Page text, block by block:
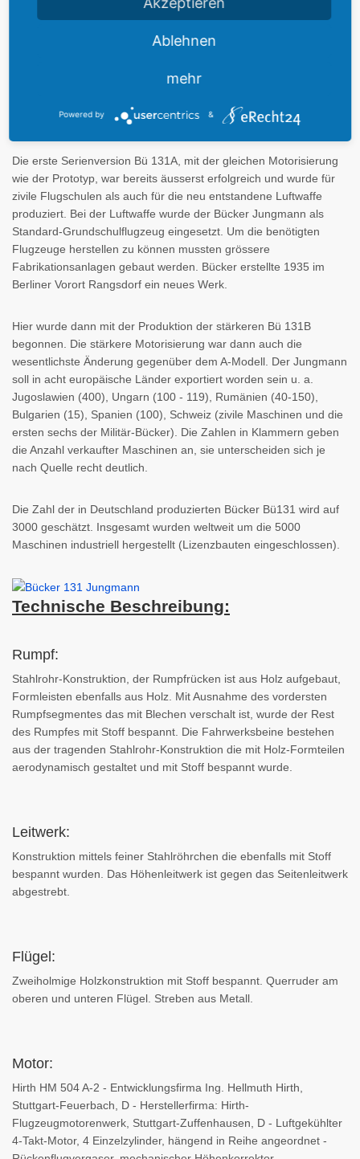
und Berechnungen dazu hatte er mitgebracht. Sie waren in seiner
Freizeit zusammen mit dem Flugingenieur Gösta B. Rytta
Der Prototyp Bü 131 V-1 (D3150) startete am 27. April 1934 zum
ausgerüstet, der eine Leistung von 80 PS (60kW) hatte.
Die erste Serienversion Bü 131A, mit der gleichen Motorisierung
wie der Prototyp, war bereits äusserst erfolgreich und wurde für
zivile Flugschulen als auch für die neu entstandene Luftwaffe
produziert. Bei der Luftwaffe wurde der Bücker Jungmann als
Standard-Grundschulflugzeug eingesetzt. Um die benötigten
Flugzeuge herstellen zu können mussten grössere
Fabrikationsanlagen gebaut werden. Bücker erstellte 1935 im
Berliner Vorort Rangsdorf ein neues Werk.
Hier wurde dann mit der Produktion der stärkeren Bü 131B
begonnen. Die stärkere Motorisierung war dann auch die
wesentlichste Änderung gegenüber dem A-Modell. Der Jungmann
soll in acht europäische Länder exportiert worden sein u. a.
Jugoslawien (400), Ungarn (100 - 119), Rumänien (40-150),
Bulgarien (15), Spanien (100), Schweiz (zivile Maschinen und die
ersten sechs der Militär-Bücker). Die Zahlen in Klammern geben
die Anzahl verkaufter Maschinen an, sie unterscheiden sich je
nach Quelle recht deutlich.
Die Zahl der in Deutschland produzierten Bücker Bü131 wird auf
3000 geschätzt. Insgesamt wurden weltweit um die 5000
Maschinen industriell hergestellt (Lizenzbauten eingeschlossen).
Technische Beschreibung:
Rumpf:
Stahlrohr-Konstruktion, der Rumpfrücken ist aus Holz aufgebaut,
Formleisten ebenfalls aus Holz. Mit Ausnahme des vordersten
Rumpfsegmentes das mit Blechen verschalt ist, wurde der Rest
des Rumpfes mit Stoff bespannt. Die Fahrwerksbeine bestehen
aus der tragenden Stahlrohr-Konstruktion die mit Holz-Formteilen
aerodynamisch gestaltet und mit Stoff bespannt wurde.
Leitwerk:
Konstruktion mittels feiner Stahlröhrchen die ebenfalls mit Stoff
bespannt wurden. Das Höhenleitwerk ist gegen das Seitenleitwerk
abgestrebt.
Flügel:
Zweiholmige Holzkonstruktion mit Stoff bespannt. Querruder am
oberen und unteren Flügel. Streben aus Metall.
Motor:
Hirth HM 504 A-2 - Entwicklungsfirma Ing. Hellmuth Hirth,
Stuttgart-Feuerbach, D - Herstellerfirma: Hirth-
Flugzeugmotorenwerk, Stuttgart-Zuffenhausen, D - Luftgekühlter
4-Takt-Motor, 4 Einzelzylinder, hängend in Reihe angeordnet -
Ablehnen
mehr
Powered by &